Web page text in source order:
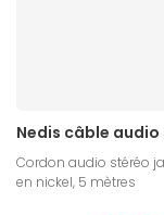
Nedis câble audio
Cordon audio stéréo
en nickel, 5 mètres